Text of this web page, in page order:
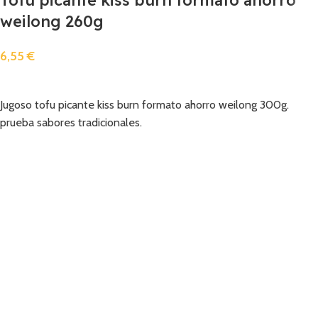
weilong 260g
6,55€
Jugoso tofu picante kiss burn formato ahorro weilong 300g.
prueba sabores tradicionales.